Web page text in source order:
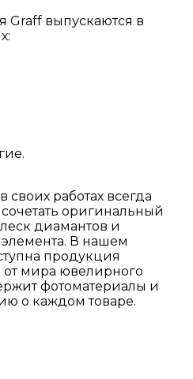
выпускаются в
работах всегда
оригинальный
диамантов и
В нашем
продукция
от мира ювелирного
фотоматериалы и
о каждом товаре.